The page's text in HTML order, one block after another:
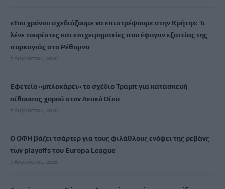
«Του χρόνου σχεδιάζουμε να επιστρέψουμε στην Κρήτη»: Τι
λένε τουρίστες και επιχειρηματίες που έφυγαν εξαιτίας της
πυρκαγιάς στο Ρέθυμνο
7 Αυγούστου, 2026
Εφετείο «μπλοκάρει» το σχέδιο Τραμπ για κατασκευή
αίθουσας χορού στον Λευκό Οίκο
7 Αυγούστου, 2026
Ο ΟΦΗ βάζει τσάρτερ για τους φιλάθλους ενόψει της ρεβάνς
των playoffs του Europa League
7 Αυγούστου, 2026